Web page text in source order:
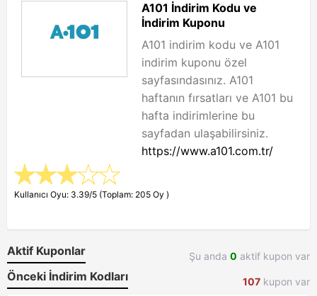
A101 İndirim Kodu ve
İndirim Kuponu
A101 indirim kodu ve A101
indirim kuponu özel
sayfasındasınız. A101
haftanın fırsatları ve A101 bu
hafta indirimlerine bu
sayfadan ulaşabilirsiniz.
https://www.a101.com.tr/
Kullanıcı Oyu: 3.39/5 (Toplam: 205 Oy )
Aktif Kuponlar Şu anda 0 aktif kupon var
Önceki İndirim Kodları 107 kupon var